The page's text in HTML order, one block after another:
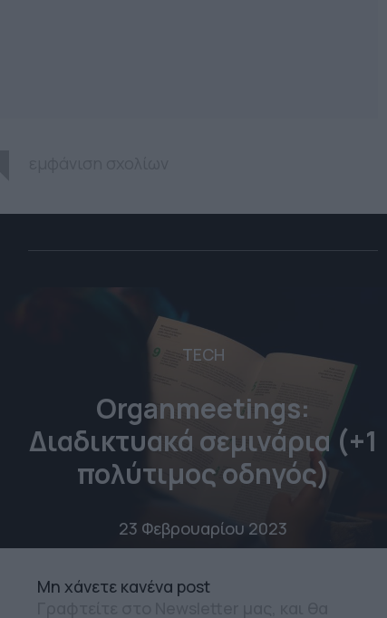
TECH
Organmeetings:
Διαδικτυακά σεμινάρια (+1
πολύτιμος οδηγός)
23 Φεβρουαρίου 2023
Mη χάνετε κανένα post